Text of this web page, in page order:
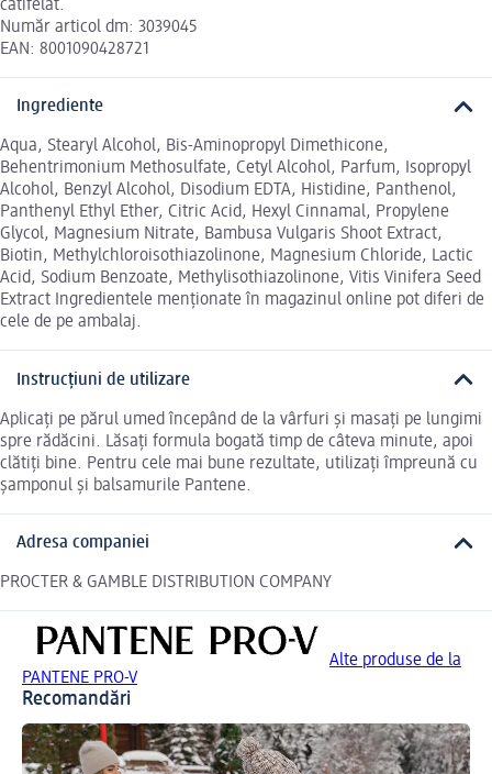
catifelat.
Număr articol dm: 3039045
EAN: 8001090428721
Ingrediente
Aqua, Stearyl Alcohol, Bis-Aminopropyl Dimethicone,
Behentrimonium Methosulfate, Cetyl Alcohol, Parfum, Isopropyl
Alcohol, Benzyl Alcohol, Disodium EDTA, Histidine, Panthenol,
Panthenyl Ethyl Ether, Citric Acid, Hexyl Cinnamal, Propylene
Glycol, Magnesium Nitrate, Bambusa Vulgaris Shoot Extract,
Biotin, Methylchloroisothiazolinone, Magnesium Chloride, Lactic
Acid, Sodium Benzoate, Methylisothiazolinone, Vitis Vinifera Seed
Extract Ingredientele menționate în magazinul online pot diferi de
cele de pe ambalaj.
Instrucțiuni de utilizare
Aplicați pe părul umed începând de la vârfuri și masați pe lungimi
spre rădăcini. Lăsați formula bogată timp de câteva minute, apoi
clătiți bine. Pentru cele mai bune rezultate, utilizați împreună cu
șamponul și balsamurile Pantene.
Adresa companiei
PROCTER & GAMBLE DISTRIBUTION COMPANY
Alte produse de la
PANTENE PRO-V
Recomandări